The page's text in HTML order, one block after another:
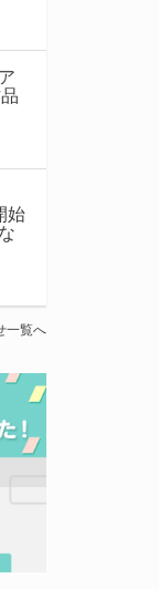
始
一覧へ